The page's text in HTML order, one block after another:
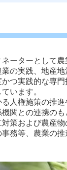
ーターとして
の実践、地産
つ実践的な専
います。
人権施策の推
関との連携の
策および農産
務等、農業の推